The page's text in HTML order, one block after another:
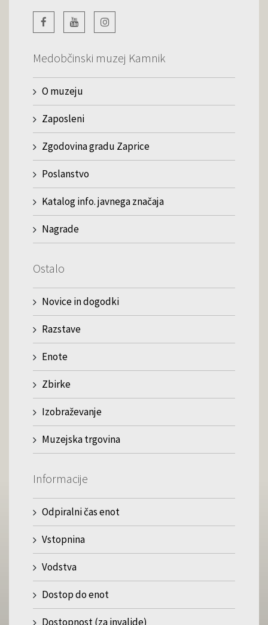
Medobčinski muzej Kamnik
O muzeju
Zaposleni
Zgodovina gradu Zaprice
Poslanstvo
Katalog info. javnega značaja
Nagrade
Ostalo
Novice in dogodki
Razstave
Enote
Zbirke
Izobraževanje
Muzejska trgovina
Informacije
Odpiralni čas enot
Vstopnina
Vodstva
Dostop do enot
Dostopnost (za invalide)